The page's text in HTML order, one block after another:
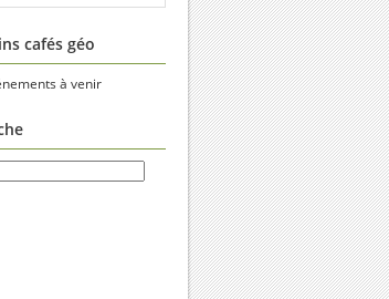
cafés géo
à venir